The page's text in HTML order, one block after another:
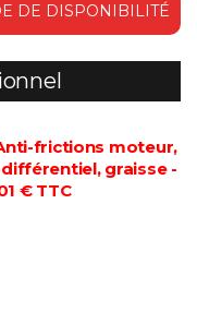
DE DISPONIBILITÉ
Anti-frictions moteur,
graisse -
€ TTC